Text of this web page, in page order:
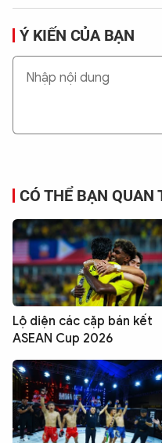
Ý KIẾN CỦA BẠN
CÓ THỂ BẠN QUAN
Lộ diện các cặp bán kết
ASEAN Cup 2026